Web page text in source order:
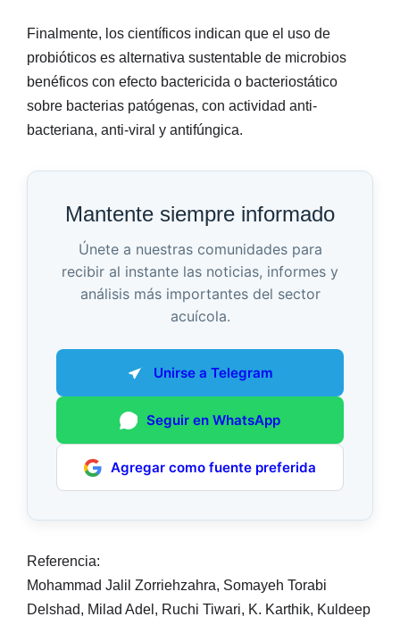
Finalmente, los científicos indican que el uso de
probióticos es alternativa sustentable de microbios
benéficos con efecto bactericida o bacteriostático
sobre bacterias patógenas, con actividad anti-
bacteriana, anti-viral y antifúngica.
Mantente siempre informado
Únete a nuestras comunidades para
recibir al instante las noticias, informes y
análisis más importantes del sector
acuícola.
Unirse a Telegram
Seguir en WhatsApp
Agregar como fuente preferida
Referencia:
Mohammad Jalil Zorriehzahra, Somayeh Torabi
Delshad, Milad Adel, Ruchi Tiwari, K. Karthik, Kuldeep